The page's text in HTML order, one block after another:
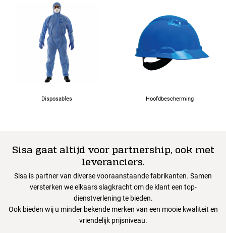
Disposables Hoofdbescherming
Sisa gaat altijd voor partnership, ook met
leveranciers.
Sisa is partner van diverse vooraanstaande fabrikanten. Samen
versterken we elkaars slagkracht om de klant een top-
dienstverlening te bieden.
Ook bieden wij u minder bekende merken van een mooie kwaliteit en
vriendelijk prijsniveau.